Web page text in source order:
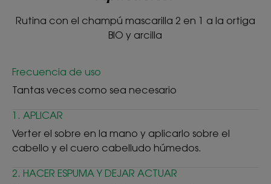
Rutina con el champú mascarilla 2 en 1 a la ortiga
BIO y arcilla
Frecuencia de uso
Tantas veces como sea necesario
1. APLICAR
Verter el sobre en la mano y aplicarlo sobre el
cabello y el cuero cabelludo húmedos.
2. HACER ESPUMA Y DEJAR ACTUAR